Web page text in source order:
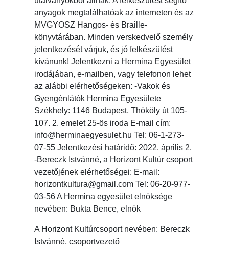
anyagok megtalálhatóak az interneten és az
MVGYOSZ Hangos- és Braille-
könyvtárában. Minden verskedvelő személy
jelentkezését várjuk, és jó felkészülést
kívánunk! Jelentkezni a Hermina Egyesület
irodájában, e-mailben, vagy telefonon lehet
az alábbi elérhetőségeken: -Vakok és
Gyengénlátók Hermina Egyesülete
Székhely: 1146 Budapest, Thököly út 105-
107. 2. emelet 25-ös iroda E-mail cím:
info@herminaegyesulet.hu Tel: 06-1-273-
07-55 Jelentkezési határidő: 2022. április 2.
-Bereczk Istvánné, a Horizont Kultúr csoport
vezetőjének elérhetőségei: E-mail:
horizontkultura@gmail.com Tel: 06-20-977-
03-56 A Hermina egyesület elnöksége
nevében: Bukta Bence, elnök
A Horizont Kultúrcsoport nevében: Bereczk
Istvánné, csoportvezető